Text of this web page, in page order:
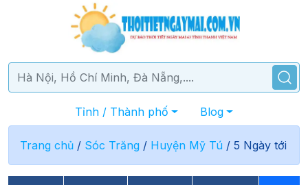
Tỉnh / Thành phố Blog
Trang chủ / Sóc Trăng / Huyện Mỹ Tú / 5 Ngày tới